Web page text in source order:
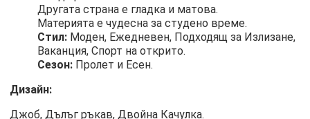
Другата страна е гладка и матова.
Материята е чудесна за студено време.
Стил: Моден, Ежедневен, Подходящ за Излизане,
Ваканция, Спорт на открито.
Сезон: Пролет и Есен.
Дизайн:
Джоб, Дълъг ръкав, Двойна Качулка.